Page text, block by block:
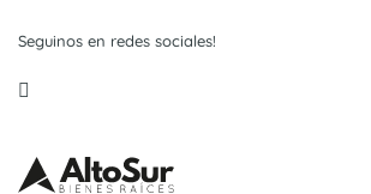
Seguinos en redes sociales!